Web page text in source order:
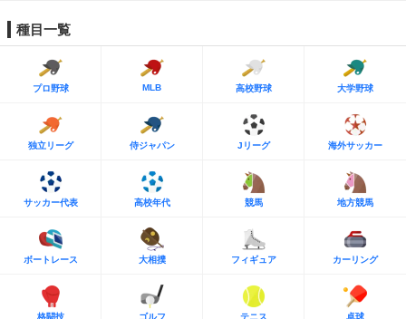
種目一覧
プロ野球 MLB 高校野球 大学野球
独立リーグ 侍ジャパン Jリーグ 海外サッカー
サッカー代表 高校年代 競馬 地方競馬
ボートレース 大相撲 フィギュア カーリング
格闘技 ゴルフ テニス 卓球